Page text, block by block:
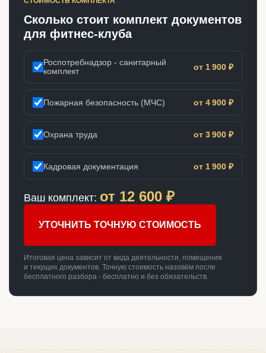
Сколько стоит комплект документов
для фитнес-клуба
Роспотребнадзор - санитарный
комплект
от 1 900 ₽
Пожарная безопасность (МЧС) от 4 900 ₽
Охрана труда от 3 900 ₽
Кадровая документация от 1 900 ₽
Ваш комплект: от 12 600 ₽
УТОЧНИТЬ ТОЧНУЮ СТОИМОСТЬ
Итоговая цена зависит от вида деятельности, помещения
и текущих документов. Точную стоимость назовём после
бесплатного разбора - бесплатно и без обязательств.